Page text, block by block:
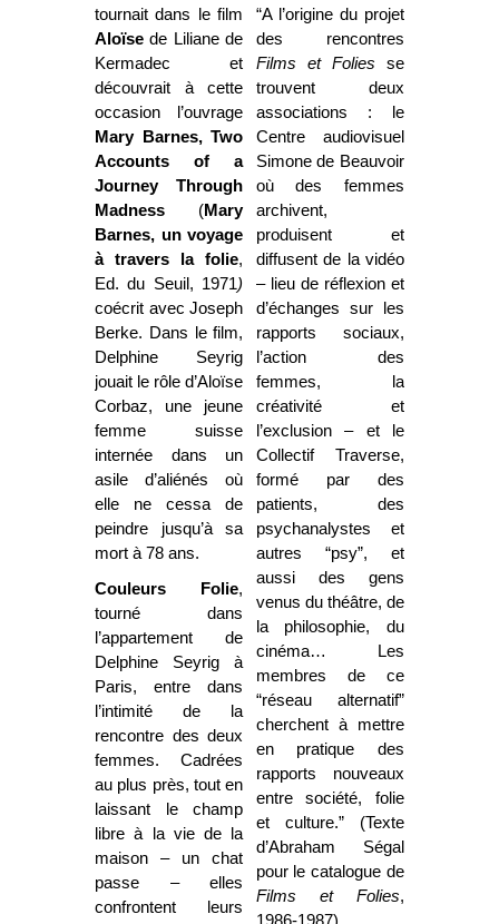
tournait dans le film
Aloïsede Liliane de
Kermadec et
découvrait à cette
occasion l’ouvrage
Mary Barnes, Two
Accounts of a
Journey Through
Madness (Mary
Barnes, un voyage
à travers la folie,
Ed. du Seuil, 1971)
coécrit avec Joseph
Berke. Dans le film,
Delphine Seyrig
jouait le rôle d’Aloïse
Corbaz, une jeune
femme suisse
internée dans un
asile d’aliénés où
elle ne cessa de
peindre jusqu’à sa
mort à 78 ans.
Couleurs Folie,
tourné dans
l’appartement de
Delphine Seyrig à
Paris, entre dans
l’intimité de la
rencontre des deux
femmes. Cadrées
au plus près, tout en
laissant le champ
libre à la vie de la
maison–un chat
passe –elles
confrontent leurs
“A l’origine du projet
des rencontres
Films et Folies se
trouvent deux
associations : le
Centre audiovisuel
Simone de Beauvoir
où des femmes
archivent,
produisent et
diffusent de la vidéo
–lieu de réflexion et
d’échanges sur les
rapports sociaux,
l’action des
femmes, la
créativité et
l’exclusion–et le
Collectif Traverse,
formé par des
patients, des
psychanalystes et
autres “psy”, et
aussi des gens
venus du théâtre, de
la philosophie, du
cinéma… Les
membres de ce
“réseau alternatif”
cherchent à mettre
en pratique des
rapports nouveaux
entre société, folie
et culture.” (Texte
d’Abraham Ségal
pour le catalogue de
Films et Folies,